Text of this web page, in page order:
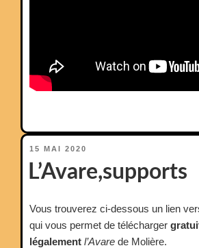
PUBLIÉ
LE
15 MAI 2020
L’Avare,supports
Vous trouverez ci-dessous un lien
qui vous permet de télécharger
légalement l’Avare de Molière.